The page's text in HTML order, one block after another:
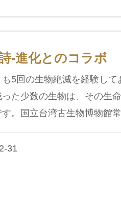
-進化とのコラボ
5回の生物絶滅を経験し
た少数の生物は、その生
。国立台湾古生物博物館
31